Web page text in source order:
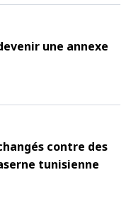
une annexe
contre des
tunisienne